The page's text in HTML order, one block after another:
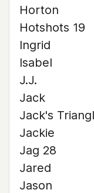
Horton
Hotshots 19
Ingrid
Isabel
J.J.
Jack
Jack's
Jackie
Jag 28
Jared
Jason